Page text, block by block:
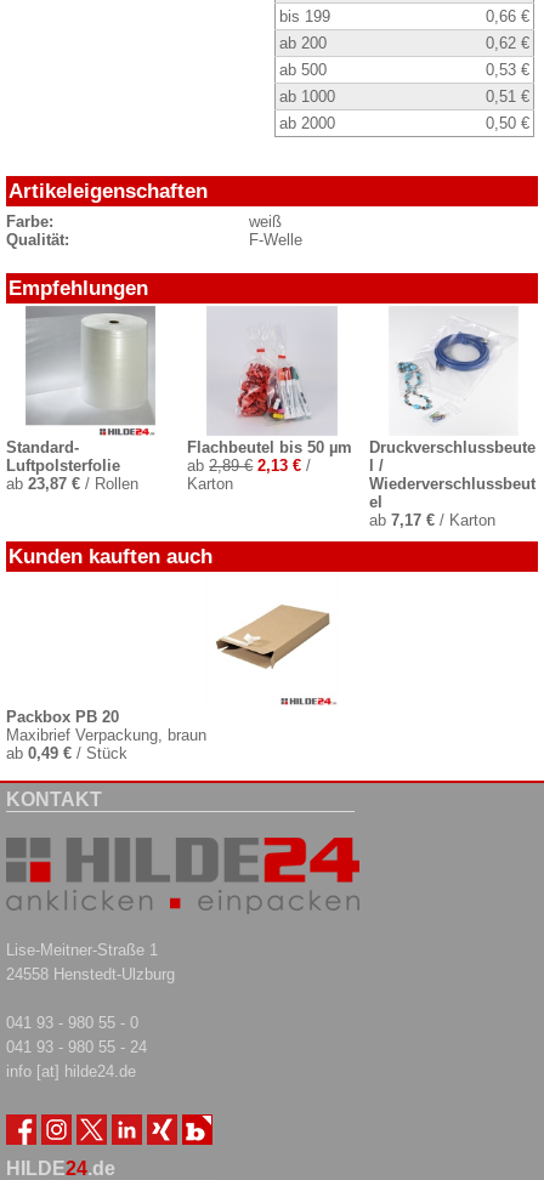
bis 199
0,66 €
ab 200
0,62 €
ab 500
0,53 €
ab 1000
0,51 €
ab 2000
0,50 €
Artikeleigenschaften
Farbe:
weiß
Qualität:
F-Welle
Empfehlungen
Standard-
Luftpolsterfolie
ab 23,87 € / Rollen
Flachbeutel bis 50 µm
ab2,89 € 2,13 € /
Karton
Druckverschlussbeute
l /
Wiederverschlussbeut
el
ab 7,17 €/ Karton
Kunden kauften auch
Packbox PB 20
Maxibrief Verpackung, braun
ab 0,49 € / Stück
KONTAKT
Lise-Meitner-Straße 1
24558 Henstedt-Ulzburg
041 93 - 980 55 - 0
041 93 - 980 55 - 24
info [at] hilde24.de
HILDE24.de